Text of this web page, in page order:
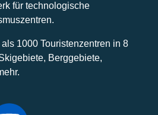
für technologische
1000 Touristenzentren in 8
Berggebiete,